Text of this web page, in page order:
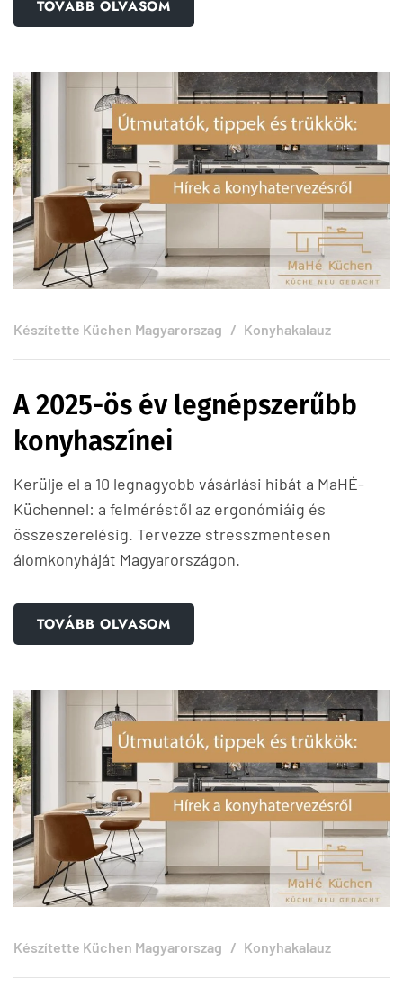
TOVÁBB OLVASOM
Készítette Küchen Magyarorszag Konyhakalauz
A 2025-ös év legnépszerűbb
konyhaszínei
Kerülje el a 10 legnagyobb vásárlási hibát a MaHÉ-
Küchennel: a felméréstől az ergonómiáig és
összeszerelésig. Tervezze stresszmentesen
álomkonyháját Magyarországon.
TOVÁBB OLVASOM
Készítette Küchen Magyarorszag Konyhakalauz